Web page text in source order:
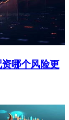
哪个风险更